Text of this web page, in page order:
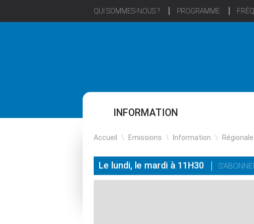
QUI SOMMES-NOUS ? PROGRAMME
INFORMATION
Accueil \ Emissions \ Information \ Régionale
Le lundi, le mardi à 11H30